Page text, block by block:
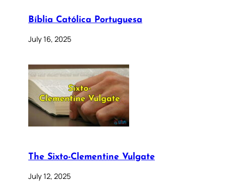
Bíblia Católica Portuguesa
July 16, 2025
The Sixto-Clementine Vulgate
July 12, 2025